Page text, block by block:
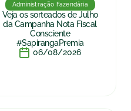
Administração Fazendária
Veja os sorteados de Julho
da Campanha Nota Fiscal
Consciente
#SapirangaPremia
06/08/2026